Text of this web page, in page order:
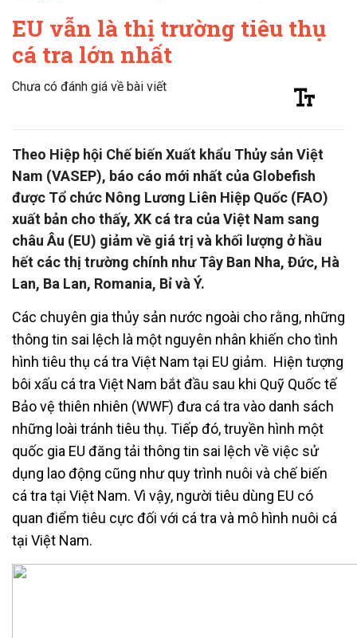
EU vẫn là thị trường tiêu thụ
cá tra lớn nhất
Chưa có đánh giá về bài viết
Theo Hiệp hội Chế biến Xuất khẩu Thủy sản Việt
Nam (VASEP), báo cáo mới nhất của Globefish
được Tổ chức Nông Lương Liên Hiệp Quốc (FAO)
xuất bản cho thấy, XK cá tra của Việt Nam sang
châu Âu (EU) giảm về giá trị và khối lượng ở hầu
hết các thị trường chính như Tây Ban Nha, Đức, Hà
Lan, Ba Lan, Romania, Bỉ và Ý.
Các chuyên gia thủy sản nước ngoài cho rằng, những
thông tin sai lệch là một nguyên nhân khiến cho tình
hình tiêu thụ cá tra Việt Nam tại EU giảm. Hiện tượng
bôi xấu cá tra Việt Nam bắt đầu sau khi Quỹ Quốc tế
Bảo vệ thiên nhiên (WWF) đưa cá tra vào danh sách
những loài tránh tiêu thụ. Tiếp đó, truyền hình một
quốc gia EU đăng tải thông tin sai lệch về việc sử
dụng lao động cũng như quy trình nuôi và chế biến
cá tra tại Việt Nam. Vì vậy, người tiêu dùng EU có
quan điểm tiêu cực đối với cá tra và mô hình nuôi cá
tại Việt Nam.